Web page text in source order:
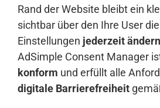
Rand der Website bleibt ein
sichtbar über den Ihre User
Einstellungen jederzeit ändern
AdSimple Consent Manager
konform und erfüllt alle
digitale Barrierefreiheit